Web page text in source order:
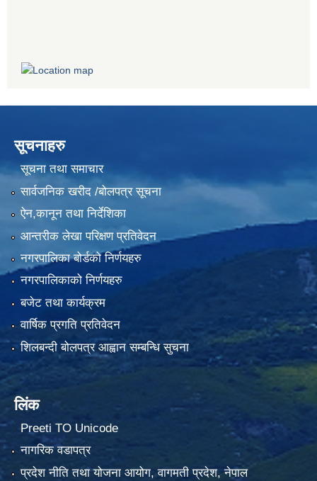
सूचनाहरु
सूचना तथा समाचार
सार्वजनिक खरीद /बोलपत्र सूचना
ऐन,कानून तथा निर्देशिका
आन्तरीक लेखा परिक्षण प्रतिवेदन
नगरपालिका बोर्डको निर्णयहरु
नगरपालिकाको निर्णयहरु
बजेट तथा कार्यक्रम
वार्षिक प्रगति प्रतिवेदन
शिलबन्दी बोलपत्र आह्वान सम्बन्धि सुचना
लिंक
Preeti TO Unicode
नागरिक वडापत्र
प्रदेश नीति तथा योजना आयोग, वागमती प्रदेश, नेपाल